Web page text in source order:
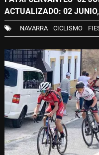
ACTUALIZADO: 02
NAVARRA CICLISMO